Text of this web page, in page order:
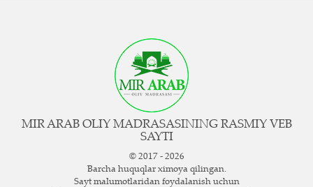
MIR ARAB OLIY MADRASASINING RASMIY VEB
SAYTI
© 2017 - 2026
Barcha huquqlar ximoya qilingan.
Sayt ma`lumotlaridan foydalanish uchun